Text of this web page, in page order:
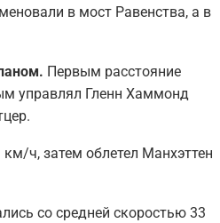
в мост Равенства, а в
Первым расстояние
управлял Гленн Хаммонд
ч, затем облетел Манхэттен
со средней скоростью 33